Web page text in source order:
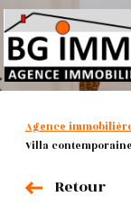
Accueil
Agence
Villa
Retour